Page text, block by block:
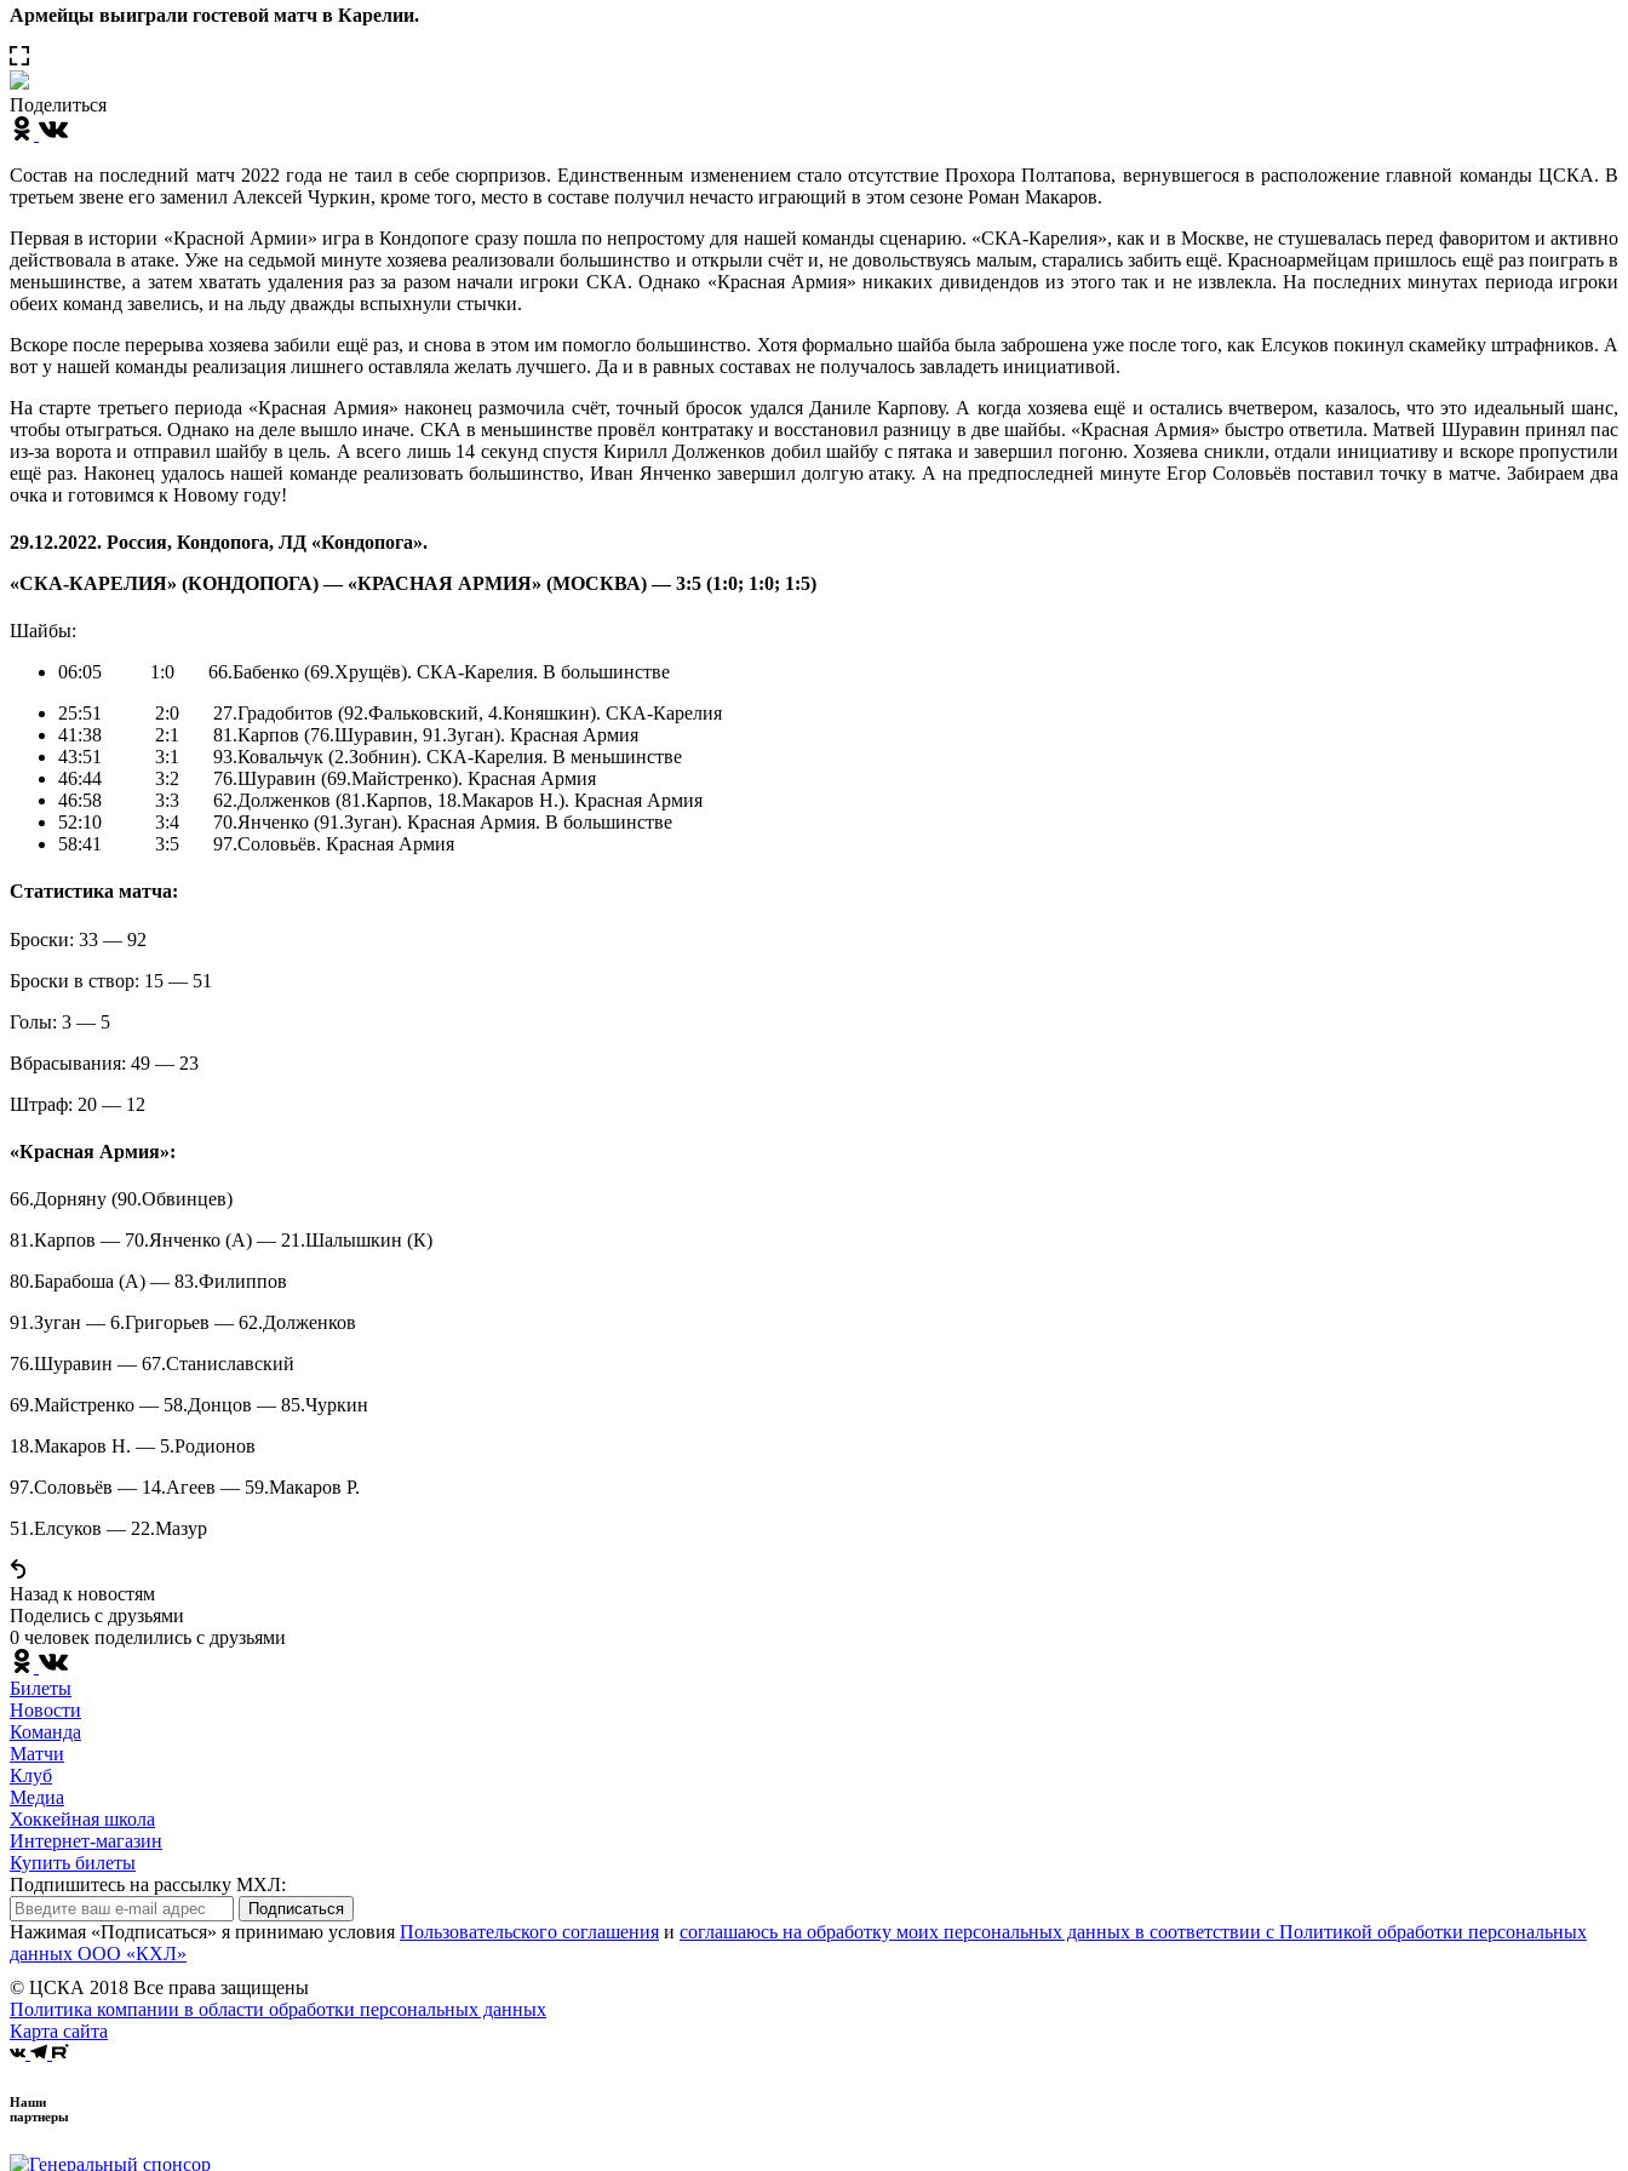
Армейцы выиграли гостевой матч в Карелии.
Поделиться
Состав на последний матч 2022 года не таил в себе сюрпризов. Единственным изменением стало отсутствие Прохора Полтапова, вернувшегося в расположение главной команды ЦСКА. В
третьем звене его заменил Алексей Чуркин, кроме того, место в составе получил нечасто играющий в этом сезоне Роман Макаров.
Первая в истории «Красной Армии» игра в Кондопоге сразу пошла по непростому для нашей команды сценарию. «СКА-Карелия», как и в Москве, не стушевалась перед фаворитом и активно
действовала в атаке. Уже на седьмой минуте хозяева реализовали большинство и открыли счёт и, не довольствуясь малым, старались забить ещё. Красноармейцам пришлось ещё раз поиграть в
меньшинстве, а затем хватать удаления раз за разом начали игроки СКА. Однако «Красная Армия» никаких дивидендов из этого так и не извлекла. На последних минутах периода игроки
обеих команд завелись, и на льду дважды вспыхнули стычки.
Вскоре после перерыва хозяева забили ещё раз, и снова в этом им помогло большинство. Хотя формально шайба была заброшена уже после того, как Елсуков покинул скамейку штрафников. А
вот у нашей команды реализация лишнего оставляла желать лучшего. Да и в равных составах не получалось завладеть инициативой.
На старте третьего периода «Красная Армия» наконец размочила счёт, точный бросок удался Даниле Карпову. А когда хозяева ещё и остались вчетвером, казалось, что это идеальный шанс,
чтобы отыграться. Однако на деле вышло иначе. СКА в меньшинстве провёл контратаку и восстановил разницу в две шайбы. «Красная Армия» быстро ответила. Матвей Шуравин принял пас
из-за ворота и отправил шайбу в цель. А всего лишь 14 секунд спустя Кирилл Долженков добил шайбу с пятака и завершил погоню. Хозяева сникли, отдали инициативу и вскоре пропустили
ещё раз. Наконец удалось нашей команде реализовать большинство, Иван Янченко завершил долгую атаку. А на предпоследней минуте Егор Соловьёв поставил точку в матче. Забираем два
очка и готовимся к Новому году!
29.12.2022. Россия, Кондопога, ЛД «Кондопога».
«СКА-КАРЕЛИЯ» (КОНДОПОГА) — «КРАСНАЯ АРМИЯ» (МОСКВА) — 3:5 (1:0; 1:0; 1:5)
Шайбы:
06:05 1:0 66.Бабенко (69.Хрущёв). СКА-Карелия. В большинстве
25:51 2:0 27.Градобитов (92.Фальковский, 4.Коняшкин). СКА-Карелия
41:38 2:1 81.Карпов (76.Шуравин, 91.Зуган). Красная Армия
43:51 3:1 93.Ковальчук (2.Зобнин). СКА-Карелия. В меньшинстве
46:44 3:2 76.Шуравин (69.Майстренко). Красная Армия
46:58 3:3 62.Долженков (81.Карпов, 18.Макаров Н.). Красная Армия
52:10 3:4 70.Янченко (91.Зуган). Красная Армия. В большинстве
58:41 3:5 97.Соловьёв. Красная Армия
Статистика матча:
Броски: 33 — 92
Броски в створ: 15 — 51
Голы: 3 — 5
Вбрасывания: 49 — 23
Штраф: 20 — 12
«Красная Армия»:
66.Дорняну (90.Обвинцев)
81.Карпов — 70.Янченко (А) — 21.Шалышкин (К)
80.Барабоша (А) — 83.Филиппов
91.Зуган — 6.Григорьев — 62.Долженков
76.Шуравин — 67.Станиславский
69.Майстренко — 58.Донцов — 85.Чуркин
18.Макаров Н. — 5.Родионов
97.Соловьёв — 14.Агеев — 59.Макаров Р.
51.Елсуков — 22.Мазур
Назад к новостям
Поделись c друзьями
0 человек поделились c друзьями
Билеты
Новости
Команда
Матчи
Клуб
Медиа
Хоккейная школа
Интернет-магазин
Купить билеты
Подпишитесь на рассылку МХЛ:
Подписаться
Нажимая «Подписаться» я принимаю условия Пользовательского соглашения и соглашаюсь на обработку моих персональных данных в соответствии с Политикой обработки персональных
данных ООО «КХЛ»
© ЦСКА 2018 Все права защищены
Политика компании в области обработки персональных данных
Карта сайта
Наши
партнеры